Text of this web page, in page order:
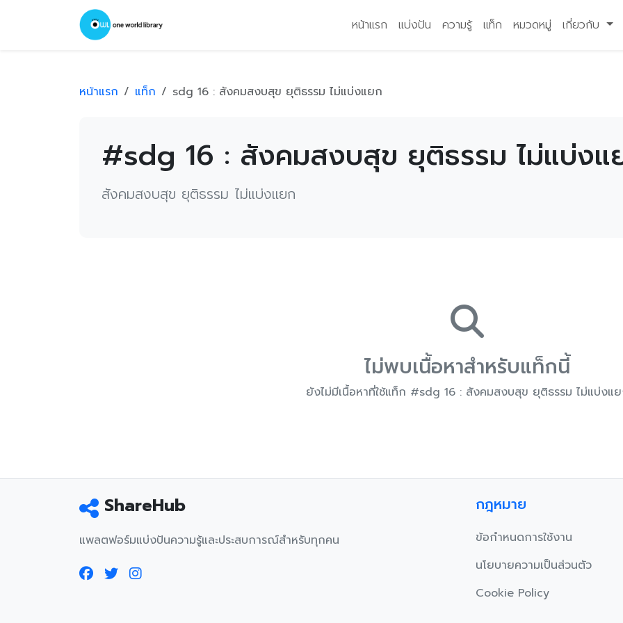
หน้าแรก แบ่งปัน ความรู้ แท็ก หมวดหมู่ เกี่ยวกับ
หน้าแรก แท็ก sdg 16 : สังคมสงบสุข ยุติธรรม ไม่แบ่งแยก
#sdg 16 : สังคมสงบสุข ยุติธรรม ไม่แบ่งแ
สังคมสงบสุข ยุติธรรม ไม่แบ่งแยก
ไม่พบเนื้อหาสำหรับแท็กนี้
ยังไม่มีเนื้อหาที่ใช้แท็ก #sdg 16 : สังคมสงบสุข ยุติธรรม ไม่แบ่งแ
ShareHub
แพลตฟอร์มแบ่งปันความรู้และประสบการณ์สำหรับทุกคน
กฎหมาย
ข้อกำหนดการใช้งาน
นโยบายความเป็นส่วนตัว
Cookie Policy